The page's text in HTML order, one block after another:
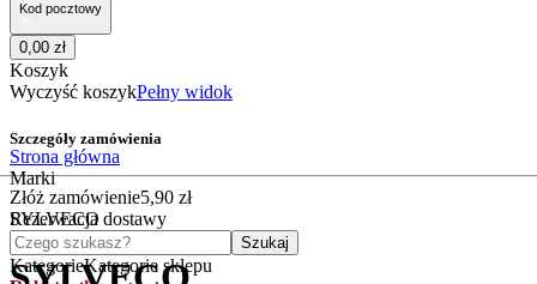
Kod pocztowy
0,00 zł
Koszyk
Wyczyść koszykPełny widok
Szczegóły zamówienia
Złóż zamówienie5,90 zł
Rezerwacja dostawy
Czego szukasz?
Szukaj
KategorieKategorie sklepu
Strona główna
Marki
SYLVECO